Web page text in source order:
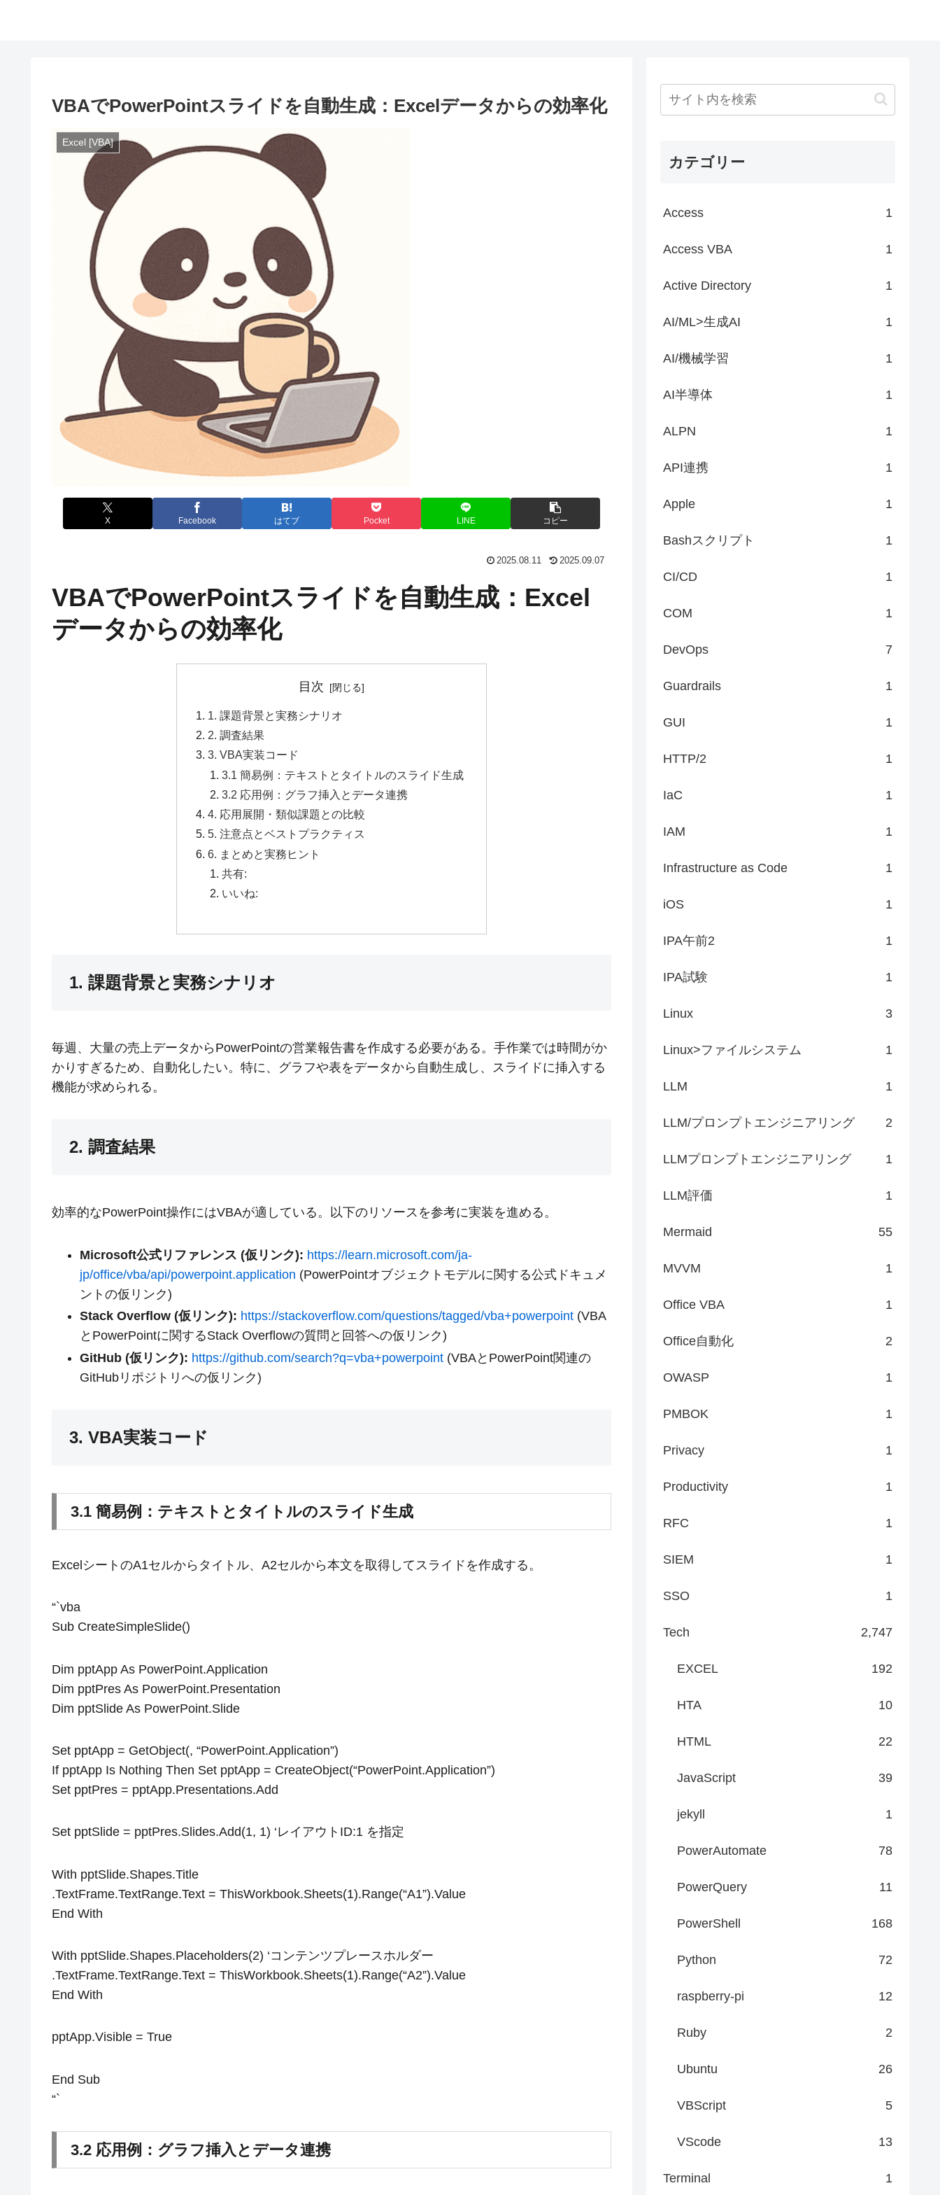
VBAでPowerPointスライドを自動生成：Excelデータからの効率化
Excel [VBA]
X Facebook はてブ Pocket LINE コピー
2025.08.11 2025.09.07
VBAでPowerPointスライドを自動生成：Excel
データからの効率化
目次
1. 課題背景と実務シナリオ
2. 調査結果
3. VBA実装コード
3.1 簡易例：テキストとタイトルのスライド生成
3.2 応用例：グラフ挿入とデータ連携
4. 応用展開・類似課題との比較
5. 注意点とベストプラクティス
6. まとめと実務ヒント
共有:
いいね:
1. 課題背景と実務シナリオ
毎週、大量の売上データからPowerPointの営業報告書を作成する必要がある。手作業では時間がか
かりすぎるため、自動化したい。特に、グラフや表をデータから自動生成し、スライドに挿入する
機能が求められる。
2. 調査結果
効率的なPowerPoint操作にはVBAが適している。以下のリソースを参考に実装を進める。
Microsoft公式リファレンス (仮リンク): https://learn.microsoft.com/ja-
jp/office/vba/api/powerpoint.application (PowerPointオブジェクトモデルに関する公式ドキュメ
ントの仮リンク)
Stack Overflow (仮リンク): https://stackoverflow.com/questions/tagged/vba+powerpoint(VBA
とPowerPointに関するStack Overflowの質問と回答への仮リンク)
GitHub (仮リンク): https://github.com/search?q=vba+powerpoint(VBAとPowerPoint関連の
GitHubリポジトリへの仮リンク)
3. VBA実装コード
3.1 簡易例：テキストとタイトルのスライド生成
ExcelシートのA1セルからタイトル、A2セルから本文を取得してスライドを作成する。
“`vba
Sub CreateSimpleSlide()
Dim pptApp As PowerPoint.Application
Dim pptPres As PowerPoint.Presentation
Dim pptSlide As PowerPoint.Slide
Set pptApp = GetObject(, “PowerPoint.Application”)
If pptApp Is Nothing Then Set pptApp = CreateObject(“PowerPoint.Application”)
Set pptPres = pptApp.Presentations.Add
Set pptSlide = pptPres.Slides.Add(1, 1) ‘レイアウトID:1 を指定
With pptSlide.Shapes.Title
.TextFrame.TextRange.Text = ThisWorkbook.Sheets(1).Range(“A1”).Value
End With
With pptSlide.Shapes.Placeholders(2) ‘コンテンツプレースホルダー
.TextFrame.TextRange.Text = ThisWorkbook.Sheets(1).Range(“A2”).Value
End With
pptApp.Visible = True
End Sub
“`
3.2 応用例：グラフ挿入とデータ連携
カテゴリー
Access 1
Access VBA 1
Active Directory 1
AI/ML>生成AI 1
AI/機械学習 1
AI半導体 1
ALPN 1
API連携 1
Apple 1
Bashスクリプト 1
CI/CD 1
COM 1
DevOps 7
Guardrails 1
GUI 1
HTTP/2 1
IaC 1
IAM 1
Infrastructure as Code 1
iOS 1
IPA午前2 1
IPA試験 1
Linux 3
Linux>ファイルシステム 1
LLM 1
LLM/プロンプトエンジニアリング 2
LLMプロンプトエンジニアリング 1
LLM評価 1
Mermaid 55
MVVM 1
Office VBA 1
Office自動化 2
OWASP 1
PMBOK 1
Privacy 1
Productivity 1
RFC 1
SIEM 1
SSO 1
Tech 2,747
EXCEL 192
HTA 10
HTML 22
JavaScript 39
jekyll 1
PowerAutomate 78
PowerQuery 11
PowerShell 168
Python 72
raspberry-pi 12
Ruby 2
Ubuntu 26
VBScript 5
VScode 13
Terminal 1